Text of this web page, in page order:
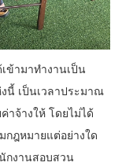
ข้ามาทำงานเป็น
นี้ เป็นเวลาประมาณ
าจ้างให้ โดยไม่ได้
กฎหมายแต่อย่างใด
กงานสอบสวน